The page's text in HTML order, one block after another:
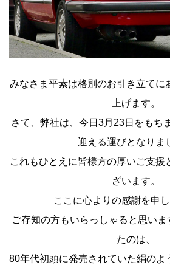
みなさま平素は格別のお引き立てに
上げます。
さて、弊社は、今日3月23日をもち
迎える運びとなりま
これもひとえに皆様方の厚いご支援
ざいます。
ここに心よりの感謝を申し
ご存知の方もいらっしゃると思い
たのは、
80年代初頭に発売されていた絹のよ